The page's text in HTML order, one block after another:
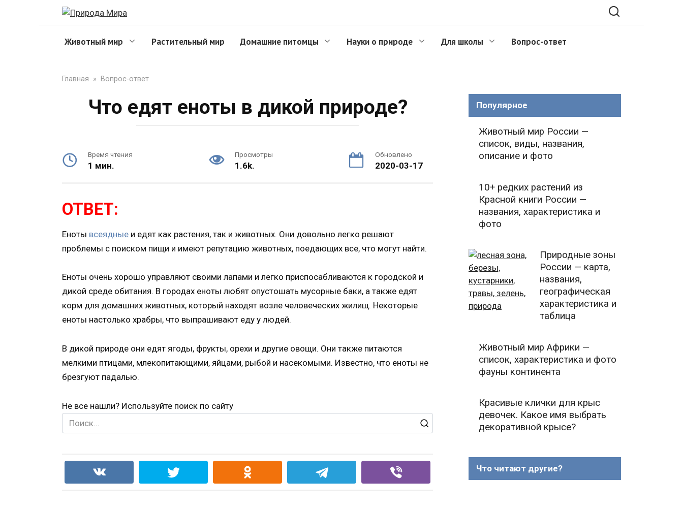
Животный мир Растительный мир Домашние питомцы Науки о природе Для школы Вопрос-ответ
Главная » Вопрос-ответ
Что едят еноты в дикой природе?
Время чтения
1 мин.
Просмотры
1.6k.
Обновлено
2020-03-17
ОТВЕТ:
Еноты всеядные и едят как растения, так и животных. Они довольно легко решают
проблемы с поиском пищи и имеют репутацию животных, поедающих все, что могут найти.
Еноты очень хорошо управляют своими лапами и легко приспосабливаются к городской и
дикой среде обитания. В городах еноты любят опустошать мусорные баки, а также едят
корм для домашних животных, который находят возле человеческих жилищ. Некоторые
еноты настолько храбры, что выпрашивают еду у людей.
В дикой природе они едят ягоды, фрукты, орехи и другие овощи. Они также питаются
мелкими птицами, млекопитающими, яйцами, рыбой и насекомыми. Известно, что еноты не
брезгуют падалью.
Не все нашли? Используйте поиск по сайту
Search
for:
Популярное
Животный мир России —
список, виды, названия,
описание и фото
10+ редких растений из
Красной книги России —
названия, характеристика и
фото
Природные зоны
России — карта,
названия,
географическая
характеристика и
таблица
Животный мир Африки —
список, характеристика и фото
фауны континента
Красивые клички для крыс
девочек. Какое имя выбрать
декоративной крысе?
Что читают другие?